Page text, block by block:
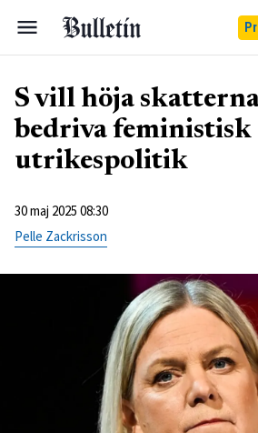
S vill höja
bedriva feministisk
utrikespolitik
30 maj 2025 08:30
Pelle Zackrisson